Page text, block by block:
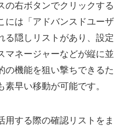
の右ボタンでクリックする
には「アドバンスドユーザ
る隠しリストがあり、設定
マネージャーなどが縦に並
の機能を狙い撃ちできるた
早い移動が可能です。
用する際の確認リストをま